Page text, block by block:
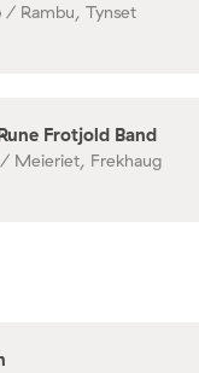
/ Rambu, Tynset
Frotjold Band
Meieriet, Frekhaug